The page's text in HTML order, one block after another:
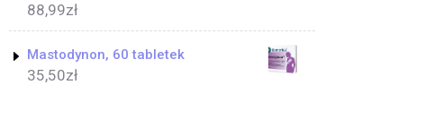
88,99zł
Mastodynon, 60 tabletek
35,50zł